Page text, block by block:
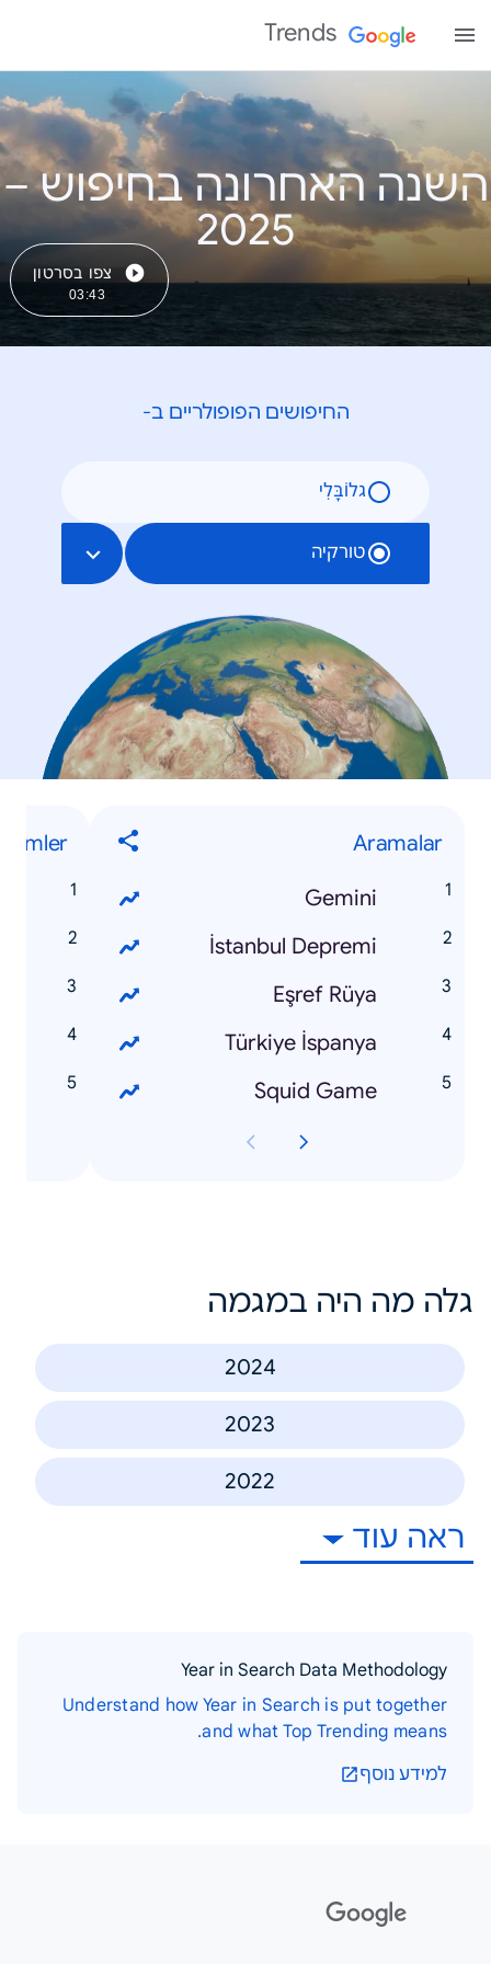
Trends
השנה האחרונה בחיפוש –
‏2025
צפו בסרטון
03:43
החיפושים הפופולריים ב-
גלוֹבָּלִי
טורקיה
Aramalar
Gemini
İstanbul Depremi
Eşref Rüya
Türkiye İspanya
Squid Game
İsimler
גלה מה היה במגמה
2024
2023
2022
ראה עוד
Year in Search Data Methodology
Understand how Year in Search is put together
and what Top Trending means.
למידע נוסף